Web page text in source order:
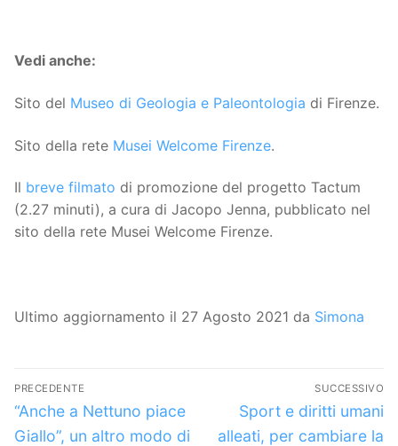
Vedi anche:
Sito del Museo di Geologia e Paleontologia di Firenze.
Sito della rete Musei Welcome Firenze.
Il breve filmato di promozione del progetto Tactum
(2.27 minuti), a cura di Jacopo Jenna, pubblicato nel
sito della rete Musei Welcome Firenze.
Ultimo aggiornamento il 27 Agosto 2021 da Simona
Navigazione
articoli
PRECEDENTE
Articolo
precedente:
“Anche a Nettuno piace
Giallo”, un altro modo di
SUCCESSIVO
Articolo
successivo:
Sport e diritti umani
alleati, per cambiare la